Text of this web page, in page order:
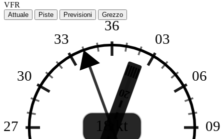
VFR
Attuale Piste Previsioni Grezzo
36
03
06
09
27
30
33
20
18 kt